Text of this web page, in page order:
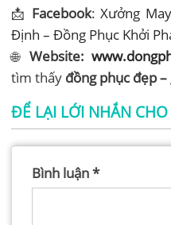
📩 Facebook:Xưởng
Định – Đồng Phục Khởi
🌐Website:
tìm thấy đồng phục đẹp
ĐỂ LẠI LỚI NHẮN
Bình luận*